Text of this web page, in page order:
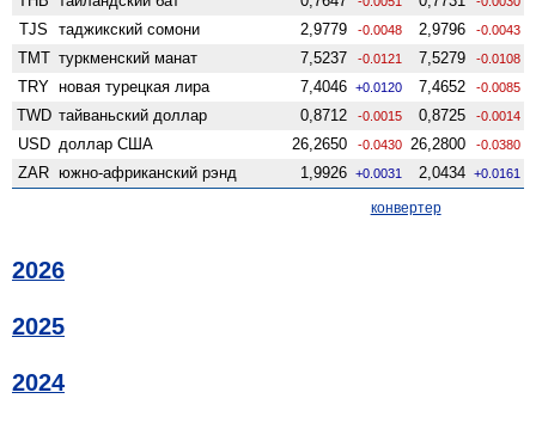
TJS таджикский сомони 2,9779 -0.0048 2,9796 -0.0043
TMT туркменский манат 7,5237 -0.0121 7,5279 -0.0108
TRY новая турецкая лира 7,4046 +0.0120 7,4652 -0.0085
TWD тайваньский доллар 0,8712 -0.0015 0,8725 -0.0014
USD доллар США 26,2650 -0.0430 26,2800 -0.0380
ZAR южно-африканский рэнд 1,9926 +0.0031 2,0434 +0.0161
конвертер
2026
2025
2024